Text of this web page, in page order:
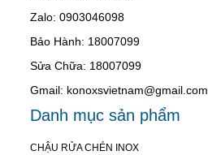
Zalo: 0903046098
Bảo Hành: 18007099
Sửa Chữa: 18007099
Gmail: konoxsvietnam@gmail.com
Danh mục sản phẩm
CHẬU RỬA CHÉN INOX